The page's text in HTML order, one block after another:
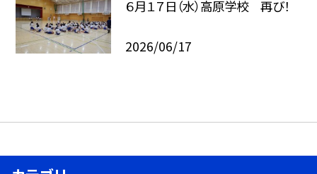
６月１７日（水）高原学校 再び！
2026/06/17